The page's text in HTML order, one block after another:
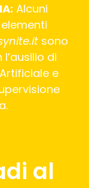
Alcuni
sono
di
e
al